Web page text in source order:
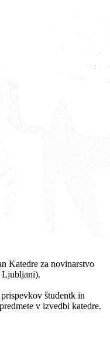
Katedre za novinarstvo
Ljubljani).
študentk in
v izvedbi katedre.